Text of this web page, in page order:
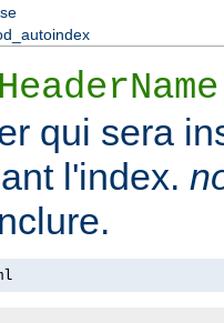
HeaderName
qui sera
l'index.